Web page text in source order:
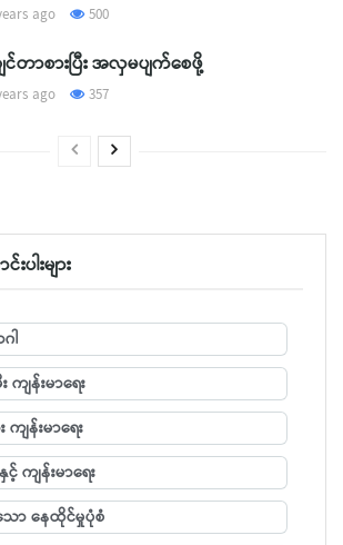
ago 500
ျင်တာစားပြီး အလှမပျက်စေဖို့
ago 357
ပါးများ
ါ
ကျန်းမာရေး
ကျန်းမာရေး
ကျန်းမာရေး
ော နေထိုင်မှုပုံစံ